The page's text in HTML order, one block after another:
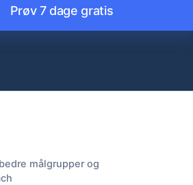
Prøv 7 dage gratis
målgrupper og